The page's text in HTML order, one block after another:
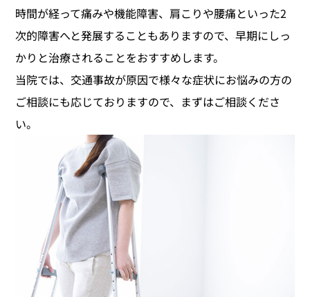
時間が経って痛みや機能障害、肩こりや腰痛といった2
次的障害へと発展することもありますので、早期にしっ
かりと治療されることをおすすめします。
当院では、交通事故が原因で様々な症状にお悩みの方の
ご相談にも応じておりますので、まずはご相談くださ
い。